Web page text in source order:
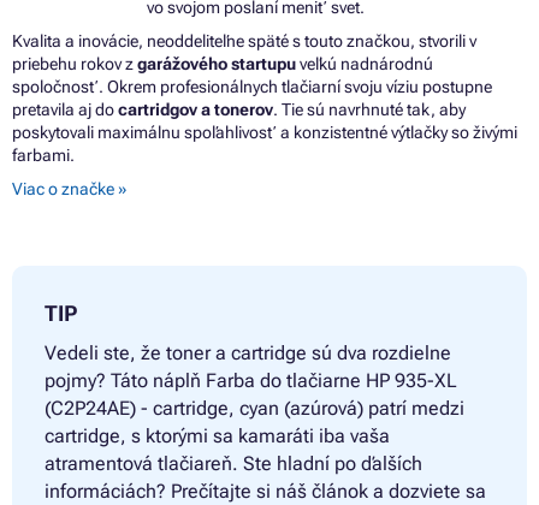
vo svojom poslaní meniť svet.
Kvalita a inovácie, neoddeliteľne späté s touto značkou, stvorili v
priebehu rokov zgarážového startupuveľkú nadnárodnú
spoločnosť. Okrem profesionálnych tlačiarní svoju víziu postupne
pretavila aj docartridgov a tonerov. Tie sú navrhnuté tak, aby
poskytovali maximálnu spoľahlivosť a konzistentné výtlačky so živými
farbami.
Viac o značke »
TIP
Vedeli ste, že toner a cartridge sú dva rozdielne
pojmy? Táto náplň Farba do tlačiarne HP 935-XL
(C2P24AE) - cartridge, cyan (azúrová) patrí medzi
cartridge, s ktorými sa kamaráti iba vaša
atramentová tlačiareň. Ste hladní po ďalších
informáciách? Prečítajte si náš článok a dozviete sa